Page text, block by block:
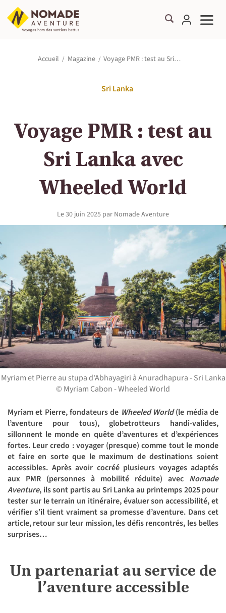
Accueil Magazine Voyage PMR : test au Sri…
Sri Lanka
Voyage PMR : test au
Sri Lanka avec
Wheeled World
Le30 juin 2025 par Nomade Aventure
Myriam et Pierre au stupa d'Abhayagiri à Anuradhapura - Sri Lanka
© Myriam Cabon - Wheeled World
Myriam et Pierre, fondateurs de Wheeled World(le média de
l’aventure pour tous), globetrotteurs handi-valides,
sillonnent le monde en quête d’aventures et d’expériences
fortes. Leur credo : voyager (presque) comme tout le monde
et faire en sorte que le maximum de destinations soient
accessibles. Après avoir cocréé plusieurs voyages adaptés
aux PMR (personnes à mobilité réduite) avec Nomade
Aventure, ils sont partis au Sri Lanka au printemps 2025 pour
tester sur le terrain un itinéraire, évaluer son accessibilité, et
vérifier s’il tient vraiment sa promesse d’aventure. Dans cet
article, retour sur leur mission, les défis rencontrés, les belles
surprises…
Un partenariat au service de
l’aventure accessible